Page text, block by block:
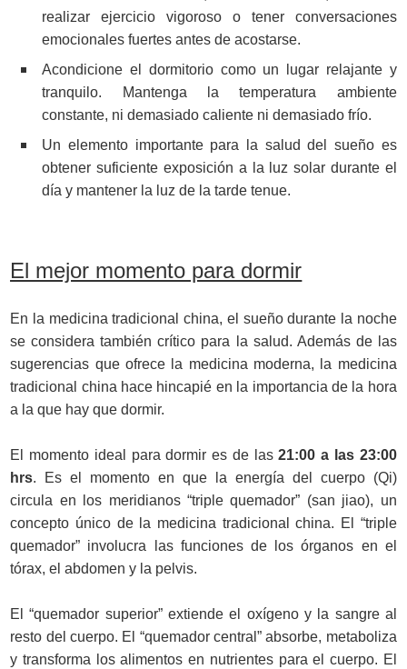
realizar ejercicio vigoroso o tener conversaciones
emocionales fuertes antes de acostarse.
Acondicione el dormitorio como un lugar relajante y
tranquilo. Mantenga la temperatura ambiente
constante, ni demasiado caliente ni demasiado frío.
Un elemento importante para la salud del sueño es
obtener suficiente exposición a la luz solar durante el
día y mantener la luz de la tarde tenue.
El mejor momento para dormir
En la medicina tradicional china, el sueño durante la noche
se considera también crítico para la salud. Además de las
sugerencias que ofrece la medicina moderna, la medicina
tradicional china hace hincapié en la importancia de la hora
a la que hay que dormir.
El momento ideal para dormir es de las21:00 a las 23:00
hrs. Es el momento en que la energía del cuerpo (Qi)
circula en los meridianos “triple quemador” (san jiao), un
concepto único de la medicina tradicional china. El “triple
quemador” involucra las funciones de los órganos en el
tórax, el abdomen y la pelvis.
El “quemador superior” extiende el oxígeno y la sangre al
resto del cuerpo. El “quemador central” absorbe, metaboliza
y transforma los alimentos en nutrientes para el cuerpo. El